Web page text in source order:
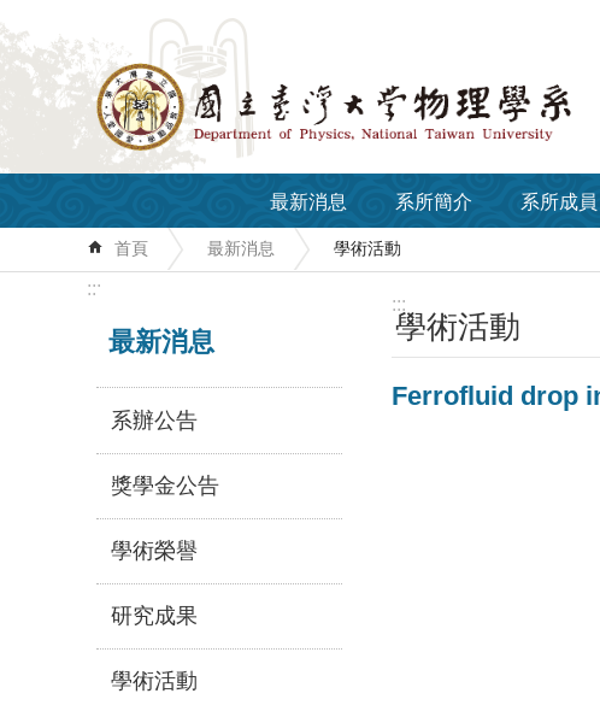
跳到主要內容區塊
最新消息 系所簡介 系所成員
首頁 最新消息 學術活動
:::
最新消息
系辦公告
獎學金公告
學術榮譽
研究成果
學術活動
:::
學術活動
Ferrofluid drop